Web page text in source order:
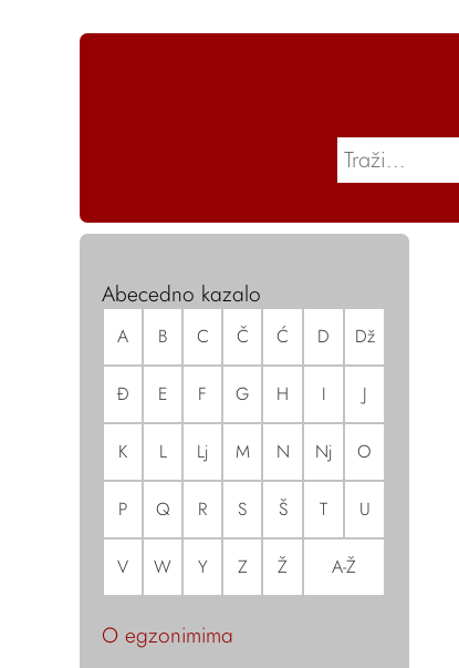
Abecedno kazalo
A B C Č Ć D Dž
Đ E F G H I J
K L Lj M N Nj O
P Q R S Š T U
V W Y Z Ž A-Ž
O egzonimima